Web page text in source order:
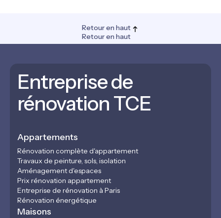
Retour en haut
Retour en haut
Entreprise de
rénovation TCE
Appartements
Rénovation complète d'appartement
Travaux de peinture, sols, isolation
Aménagement d'espaces
Prix rénovation appartement
Entreprise de rénovation à Paris
Rénovation énergétique
Maisons